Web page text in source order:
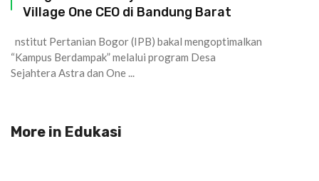
Village One CEO di Bandung Barat
nstitut Pertanian Bogor (IPB) bakal mengoptimalkan
“Kampus Berdampak” melalui program Desa
Sejahtera Astra dan One ...
More in Edukasi